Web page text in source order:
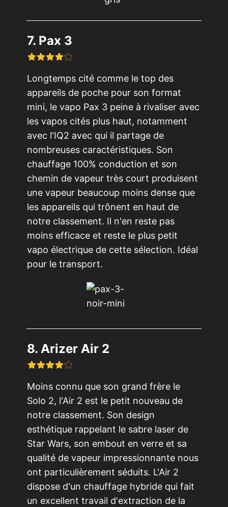
7. Pax 3
Longtemps cité comme le top des
appareils de poche pour son format
mini, le vapo Pax 3 peine à rivaliser avec
les vapos cités plus haut, notamment
avec l'IQ2 avec qui il partage de
nombreuses caractéristiques. Son
chauffage 100% conduction et son
chemin de vapeur très court produisent
une vapeur beaucoup moins dense que
les appareils qui trônent en haut de
notre classement. Il n'en reste pas
moins efficace et reste le plus petit
vapo électrique de cette sélection. Idéal
pour le transport.
8. Arizer Air 2
Moins connu que son grand frère le
Solo 2, l'Air 2 est le petit nouveau de
notre classement. Son design
esthétique rappelant le sabre laser de
Star Wars, son embout en verre et sa
qualité de vapeur impressionnante nous
ont particulièrement séduits. L'Air 2
dispose d'un chauffage hybride qui fait
un excellent travail d'extraction de la